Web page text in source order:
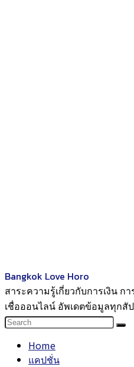
Bangkok Love Horo
สาระความรู้เกี่ยวกับการเงิน
เชื่อออนไลน์ อัพเดตข้อมูลทุกสั
Home
แคปชั่น